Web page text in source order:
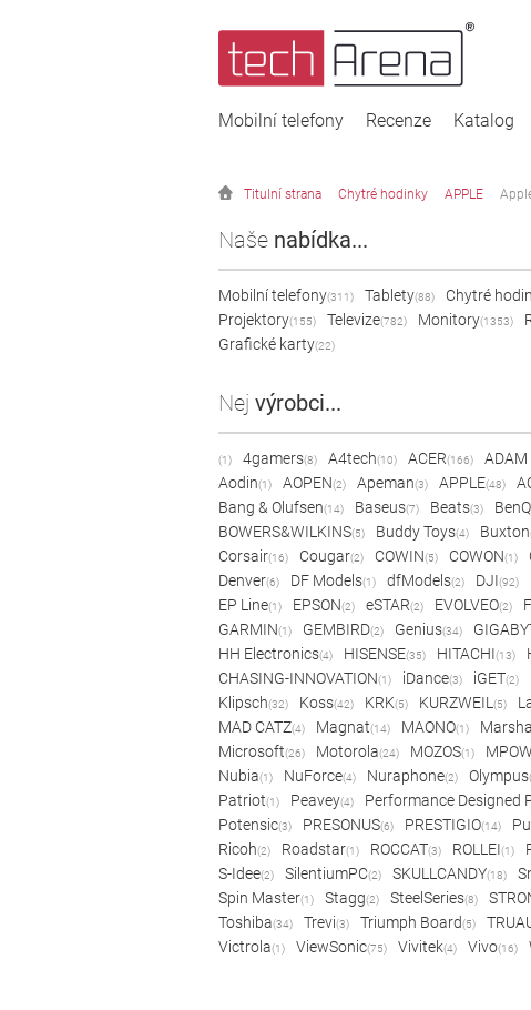
Mobilní telefony Recenze Katalog
Titulní strana Chytré hodinky APPLE
Naše nabídka...
Mobilní telefony(311) Tablety(88) Chytré
Projektory(155) Televize(782) Monitory(1353)
Grafické karty(22)
Nej výrobci...
(1) 4gamers(8) A4tech(10) ACER(166) ADAM
Aodin(1) AOPEN(2) Apeman(3) APPLE(48)
Bang & Olufsen(14) Baseus(7) Beats(3) BenQ
BOWERS&WILKINS(5) Buddy Toys(4) Buxton
Corsair(16) Cougar(2) COWIN(5) COWON(1)
Denver(6) DF Models(1) dfModels(2) DJI(92)
EP Line(1) EPSON(2) eSTAR(2) EVOLVEO(2)
GARMIN(1) GEMBIRD(2) Genius(34)
HH Electronics(4) HISENSE(35) HITACHI(13)
CHASING-INNOVATION(1) iDance(3) iGET(2)
Klipsch(32) Koss(42) KRK(5) KURZWEIL(5)
MAD CATZ(4) Magnat(14) MAONO(1) Marshall
Microsoft(26) Motorola(24) MOZOS(1) MPOW
Nubia(1) NuForce(4) Nuraphone(2) Olympus
Patriot(1) Peavey(4) Performance Designed
Potensic(3) PRESONUS(6) PRESTIGIO(14)
Ricoh(2) Roadstar(1) ROCCAT(3) ROLLEI(1)
S-Idee(2) SilentiumPC(2) SKULLCANDY(18)
Spin Master(1) Stagg(2) SteelSeries(8)
Toshiba(34) Trevi(3) Triumph Board(5)
Victrola(1) ViewSonic(75) Vivitek(4) Vivo(16)